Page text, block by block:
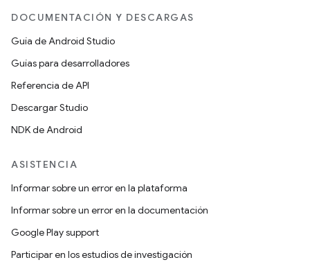
DOCUMENTACIÓN Y DESCARGAS
Guía de Android Studio
Guías para desarrolladores
Referencia de API
Descargar Studio
NDK de Android
ASISTENCIA
Informar sobre un error en la plataforma
Informar sobre un error en la documentación
Google Play support
Participar en los estudios de investigación